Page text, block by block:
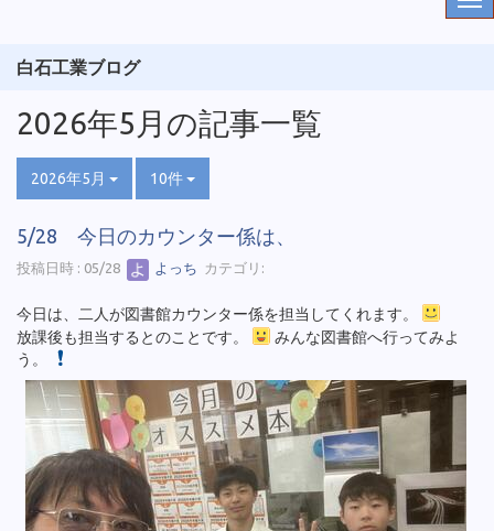
白石工業ブログ
2026年5月の記事一覧
2026年5月 10件
5/28 今日のカウンター係は、
投稿日時 : 05/28 よっち カテゴリ:
今日は、二人が図書館カウンター係を担当してくれます。
放課後も担当するとのことです。
みんな図書館へ行ってみよ
う。